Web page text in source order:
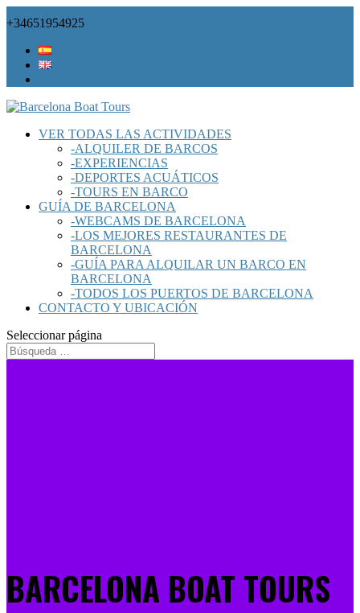
+34651954925
VER TODAS LAS ACTIVIDADES
-ALQUILER DE BARCOS
-EXPERIENCIAS
-DEPORTES ACUÁTICOS
-TOURS EN BARCO
GUÍA DE BARCELONA
-WEBCAMS DE BARCELONA
-LOS MEJORES RESTAURANTES DE
BARCELONA
-GUÍA PARA ALQUILAR UN BARCO EN
BARCELONA
-TODOS LOS PUERTOS DE BARCELONA
CONTACTO Y UBICACIÓN
Seleccionar página
BARCELONA BOAT TOURS